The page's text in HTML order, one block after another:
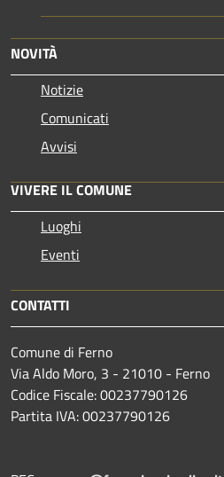
NOVITÀ
Notizie
Comunicati
Avvisi
VIVERE IL COMUNE
Luoghi
Eventi
CONTATTI
Comune di Ferno
Via Aldo Moro, 3 - 21010 - Ferno
Codice Fiscale: 00237790126
Partita IVA: 00237790126